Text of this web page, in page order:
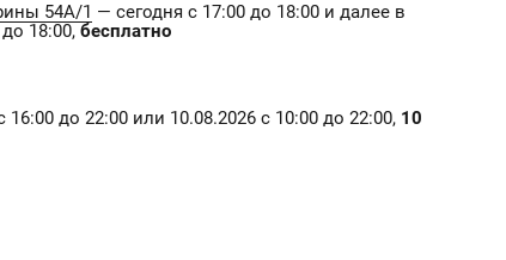
54А/1 — сегодня с 17:00 до 18:00 и далее в
18:00, бесплатно
16:00 до 22:00 или 10.08.2026 с 10:00 до 22:00, 10